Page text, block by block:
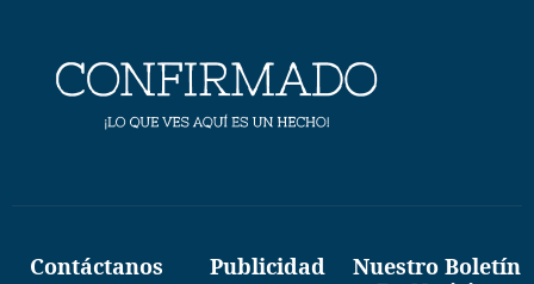
Contáctanos Publicidad
Nuestro Boletín